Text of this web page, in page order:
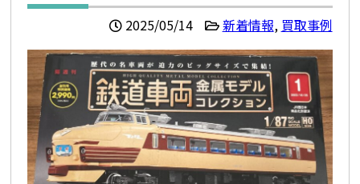
2025/05/14 新着情報, 買取事例